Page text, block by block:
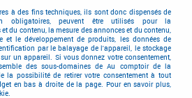
et disques
pour vos travaux de meulage ?
choix de disques adaptés à tout
de matériaux durs,
à des fins techniques, ils sont donc dispensés de
obligatoires, peuvent être utilisés pour la
du contenu, la mesure des annonces et du contenu,
et le développement de produits, les données de
par le balayage de l'appareil, le stockage
un appareil. Si vous donnez votre consentement,
des sous-domaines de Au comptoir de la
la possibilité de retirer votre consentement à tout
en bas à droite de la page. Pour en savoir plus,